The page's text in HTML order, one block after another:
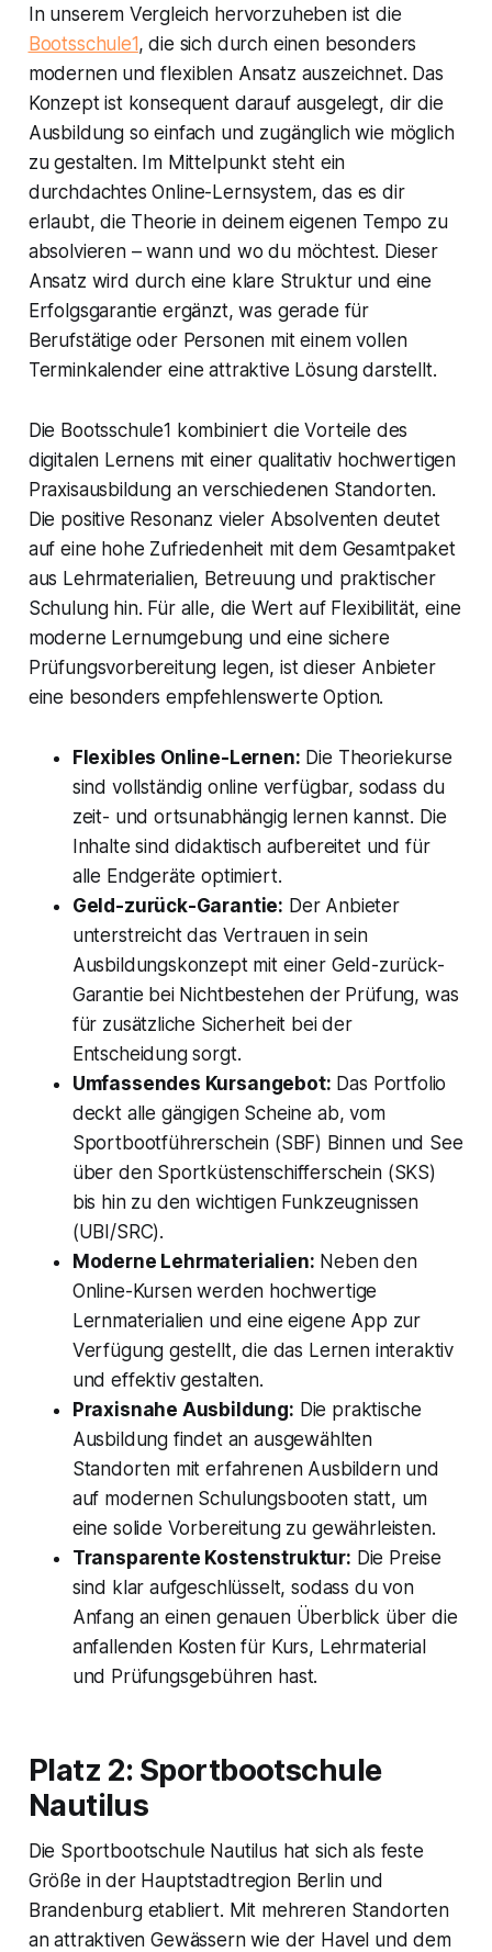
In unserem Vergleich hervorzuheben ist die
Bootsschule1, die sich durch einen besonders
modernen und flexiblen Ansatz auszeichnet. Das
Konzept ist konsequent darauf ausgelegt, dir die
Ausbildung so einfach und zugänglich wie möglich
zu gestalten. Im Mittelpunkt steht ein
durchdachtes Online-Lernsystem, das es dir
erlaubt, die Theorie in deinem eigenen Tempo zu
absolvieren – wann und wo du möchtest. Dieser
Ansatz wird durch eine klare Struktur und eine
Erfolgsgarantie ergänzt, was gerade für
Berufstätige oder Personen mit einem vollen
Terminkalender eine attraktive Lösung darstellt.
Die Bootsschule1 kombiniert die Vorteile des
digitalen Lernens mit einer qualitativ hochwertigen
Praxisausbildung an verschiedenen Standorten.
Die positive Resonanz vieler Absolventen deutet
auf eine hohe Zufriedenheit mit dem Gesamtpaket
aus Lehrmaterialien, Betreuung und praktischer
Schulung hin. Für alle, die Wert auf Flexibilität, eine
moderne Lernumgebung und eine sichere
Prüfungsvorbereitung legen, ist dieser Anbieter
eine besonders empfehlenswerte Option.
Flexibles Online-Lernen: Die Theoriekurse
sind vollständig online verfügbar, sodass du
zeit- und ortsunabhängig lernen kannst. Die
Inhalte sind didaktisch aufbereitet und für
alle Endgeräte optimiert.
Geld-zurück-Garantie: Der Anbieter
unterstreicht das Vertrauen in sein
Ausbildungskonzept mit einer Geld-zurück-
Garantie bei Nichtbestehen der Prüfung, was
für zusätzliche Sicherheit bei der
Entscheidung sorgt.
Umfassendes Kursangebot: Das Portfolio
deckt alle gängigen Scheine ab, vom
Sportbootführerschein (SBF) Binnen und See
über den Sportküstenschifferschein (SKS)
bis hin zu den wichtigen Funkzeugnissen
(UBI/SRC).
Moderne Lehrmaterialien: Neben den
Online-Kursen werden hochwertige
Lernmaterialien und eine eigene App zur
Verfügung gestellt, die das Lernen interaktiv
und effektiv gestalten.
Praxisnahe Ausbildung: Die praktische
Ausbildung findet an ausgewählten
Standorten mit erfahrenen Ausbildern und
auf modernen Schulungsbooten statt, um
eine solide Vorbereitung zu gewährleisten.
Transparente Kostenstruktur: Die Preise
sind klar aufgeschlüsselt, sodass du von
Anfang an einen genauen Überblick über die
anfallenden Kosten für Kurs, Lehrmaterial
und Prüfungsgebühren hast.
Platz 2: Sportbootschule
Nautilus
Die Sportbootschule Nautilus hat sich als feste
Größe in der Hauptstadtregion Berlin und
Brandenburg etabliert. Mit mehreren Standorten
an attraktiven Gewässern wie der Havel und dem